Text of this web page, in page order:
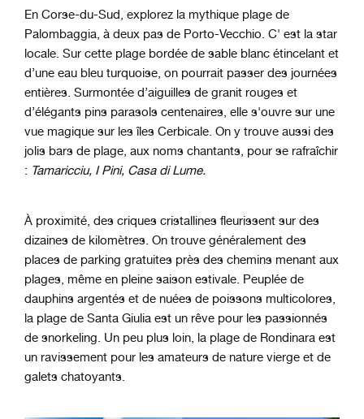
En Corse-du-Sud, explorez la mythique plage de
Palombaggia, à deux pas de Porto-Vecchio. C' est la star
locale. Sur cette plage bordée de sable blanc étincelant et
d’une eau bleu turquoise, on pourrait passer des journées
entières. Surmontée d’aiguilles de granit rouges et
d’élégants pins parasols centenaires, elle s'ouvre sur une
vue magique sur les îles Cerbicale. On y trouve aussi des
jolis bars de plage, aux noms chantants, pour se rafraîchir
: Tamaricciu, I Pini, Casa di Lume.
À proximité, des criques cristallines fleurissent sur des
dizaines de kilomètres. On trouve généralement des
places de parking gratuites près des chemins menant aux
plages, même en pleine saison estivale. Peuplée de
dauphins argentés et de nuées de poissons multicolores,
la plage de Santa Giulia est un rêve pour les passionnés
de snorkeling. Un peu plus loin, la plage de Rondinara est
un ravissement pour les amateurs de nature vierge et de
galets chatoyants.